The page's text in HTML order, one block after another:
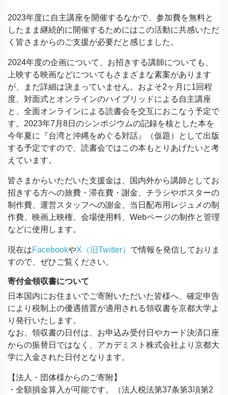
2023年度に自主講座を開催するなかで、参加費を無料と
したまま継続的に開催するためにはこの活動に共感いただ
く皆さまからのご支援が必要だと感じました。
2024年度の企画について、お招きする講師についても、
上映する映画などについてもさまざまな素案があります
が、まだ詳細は決まっていません。およそ2ヶ月に1回程
度、対面式とオンラインのハイブリッドによる自主講座
と、全面オンラインによる読書会を交互におこなう予定で
す。2023年7月8日のシンポジウムの記録を核とした本を
今年夏に『台湾と沖縄をめぐる対話』（仮題）として出版
する予定ですので、読書会ではこの本もとりあげたいと考
えています。
皆さまからいただいた支援金は、国内外から講師としてお
招きする方への旅費・滞在費・謝金、チラシやポスターの
制作費、運営スタッフへの謝金、当日配布用レジュメの制
作費、映画上映権、会場使用料、Webページの制作と管理
などに使用します。
現在はFacebookやX（旧Twitter） で情報を発信しておりま
すので、ぜひご覧ください。
寄付金領収書について
日本国内にお住まいでご寄附いただいた皆様へ、確定申告
により税制上の優遇措置が適用される領収書を京都大学よ
り発行いたします。
なお、領収書の日付は、お申込み受付日やカード決済口座
からの振替日ではなく、アカデミスト株式会社より京都大
学に入金された日付となります。
【法人・団体様からのご寄附】
・全額損金算入が可能です。（法人税法第37条第3項第2